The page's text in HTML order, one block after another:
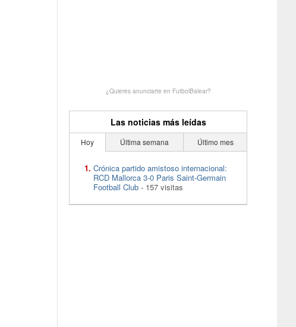
¿Quieres anunciarte en FutbolBalear?
Las noticias más leídas
Hoy Última semana Último mes
Crónica partido amistoso internacional:
RCD Mallorca 3-0 Paris Saint-Germain
Football Club - 157 visitas